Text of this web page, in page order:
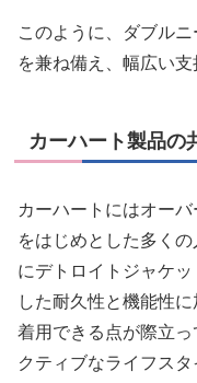
このように、ダブル
を兼ね備え、幅広い支
カーハート製品の
カーハートにはオー
をはじめとした多く
にデトロイトジャケ
した耐久性と機能性
着用できる点が際立
クティブなライフス